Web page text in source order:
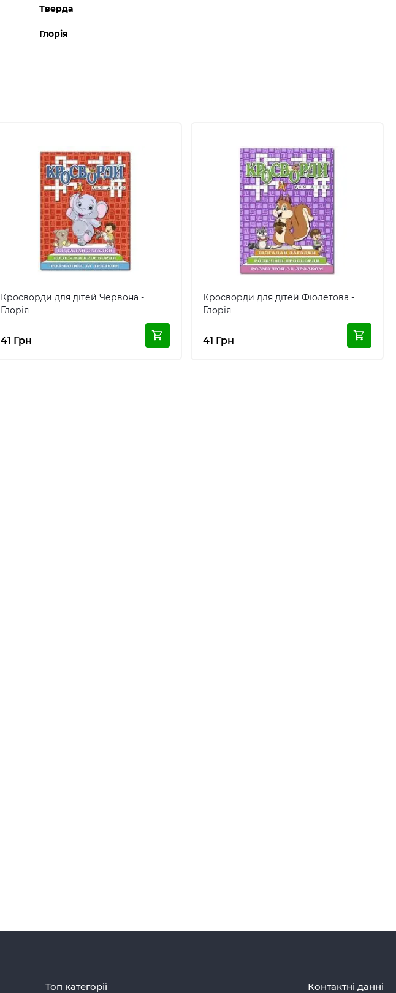
Тверда
Глорія
Кросворди для дітей Червона -
Глорія
41 Грн
Кросворди для дітей Фіолетова -
Глорія
41 Грн
Топ категорії Контактні данні